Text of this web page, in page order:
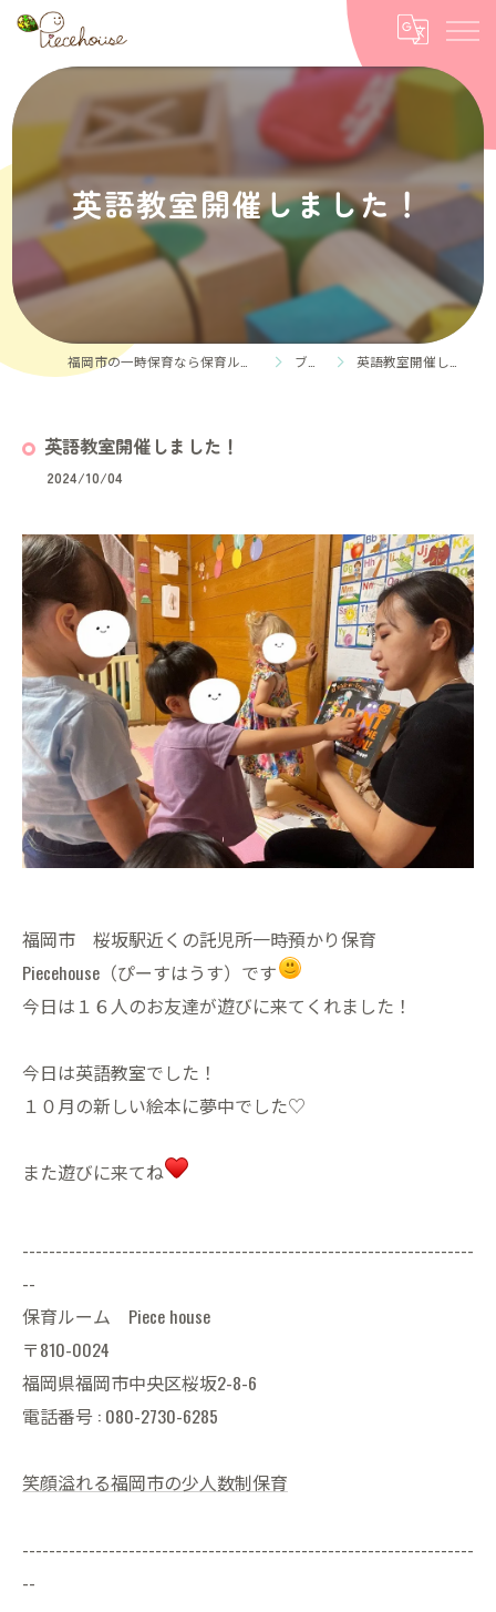
英語教室開催しました！
ブログ 英語教室開催しました！
英語教室開催しました！
2024/10/04
福岡市 桜坂駅近くの託児所一時預かり保育
Piecehouse（ぴーすはうす）です
今日は１６人のお友達が遊びに来てくれました！
今日は英語教室でした！
１０月の新しい絵本に夢中でした♡
また遊びに来てね
--------------------------------------------------------------------
--
保育ルーム Piece house
〒810-0024
福岡県福岡市中央区桜坂2-8-6
電話番号 : 080-2730-6285
笑顔溢れる福岡市の少人数制保育
--------------------------------------------------------------------
--